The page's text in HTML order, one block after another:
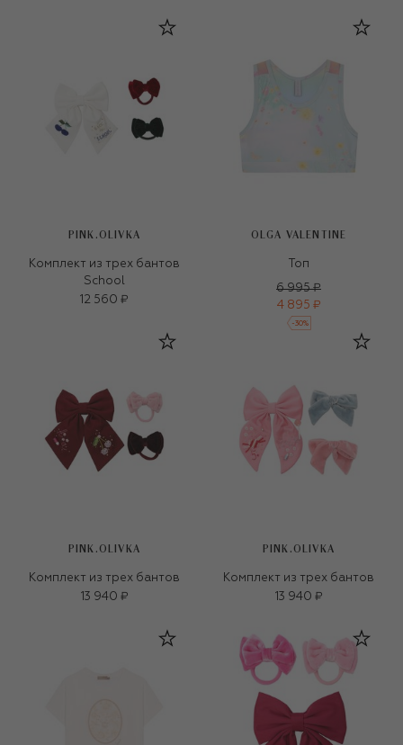
PINK.OLIVKA
Комплект из трех бантов
School
12 560 ₽
OLGA VALENTINE
Топ
6 995 ₽
4 895 ₽
-30%
PINK.OLIVKA
Комплект из трех бантов
13 940 ₽
PINK.OLIVKA
Комплект из трех бантов
13 940 ₽